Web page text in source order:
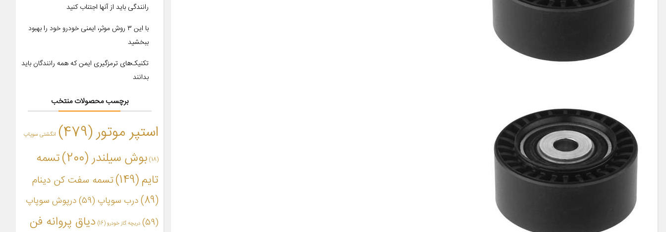
رانندگی باید از آنها اجتناب کنید
با این ۳ روش موثر، ایمنی خودرو خود را بهبود
ببخشید
تکنیک‌های ترمزگیری ایمن که همه رانندگان باید
بدانند
برچسب محصولات منتخب
استپر موتور(479) انگشتی سوپاپ
(18) بوش سیلندر (200)
تسمه
تایم(149)
تسمه سفت کن دینام
(89)
درب سوپاپ (59)
درپوش سوپاپ
(59)
دریچه گاز خودرو(16)
دیاق پروانه فن